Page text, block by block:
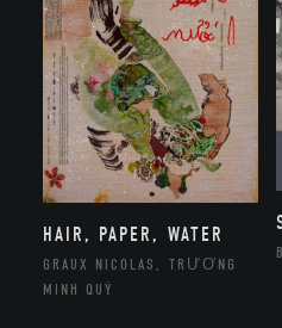
HAIR, PAPER, WATER
GRAUX NICOLAS, TRƯƠNG
MINH QUÝ